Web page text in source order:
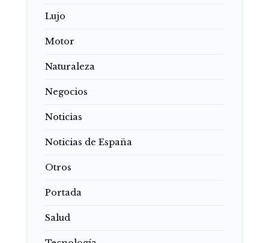
Lujo
Motor
Naturaleza
Negocios
Noticias
Noticias de España
Otros
Portada
Salud